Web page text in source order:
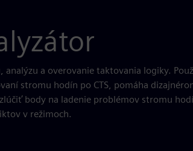
analýzu a overovanie taktovania logiky.
stromu hodín po CTS, pomáha
body na ladenie problémov stromu
v režimoch.